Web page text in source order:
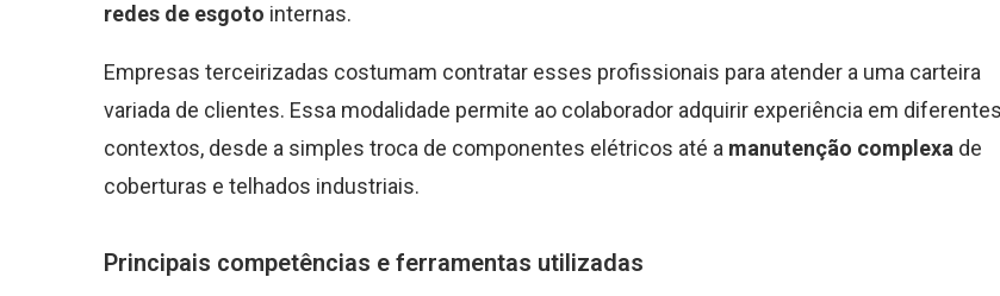
redes de esgoto internas.
Empresas terceirizadas costumam contratar esses profissionais para atender a uma carteira
variada de clientes. Essa modalidade permite ao colaborador adquirir experiência em diferentes
contextos, desde a simples troca de componentes elétricos até a manutenção complexa de
coberturas e telhados industriais.
Principais competências e ferramentas utilizadas